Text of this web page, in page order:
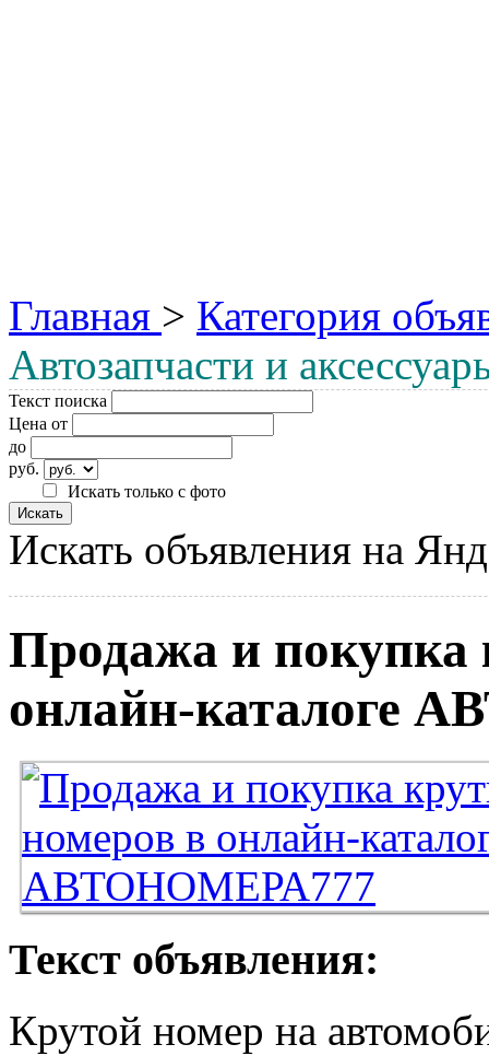
Главная > Категория
Автозапчасти и
Текст поиска
Цена от
до
руб.
Искать только с фото
Искать объявления на
Продажа и покупка
онлайн-каталоге
Текст объявления:
Крутой номер на